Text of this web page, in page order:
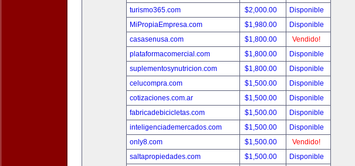
turismo365.com
$2,000.00
Disponible
MiPropiaEmpresa.com
$1,980.00
Disponible
casasenusa.com
$1,800.00
Vendido!
plataformacomercial.com
$1,800.00
Disponible
suplementosynutricion.com
$1,800.00
Disponible
celucompra.com
$1,500.00
Disponible
cotizaciones.com.ar
$1,500.00
Disponible
fabricadebicicletas.com
$1,500.00
Disponible
inteligenciademercados.com
$1,500.00
Disponible
only8.com
$1,500.00
Vendido!
saltapropiedades.com
$1,500.00
Disponible